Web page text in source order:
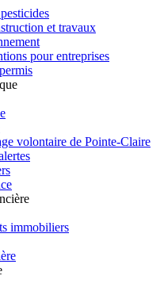
et travaux
pour entreprises
volontaire de Pointe-Claire
immobiliers